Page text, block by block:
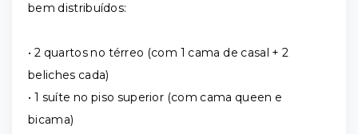
bem distribuídos:
• 2 quartos no térreo (com 1 cama de casal + 2
beliches cada)
• 1 suíte no piso superior (com cama queen e
bicama)